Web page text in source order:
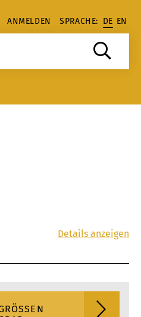
ANMELDEN SPRACHE: DE EN
Details anzeigen
V